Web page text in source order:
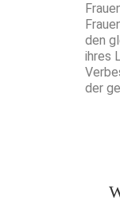
den
ihres
der